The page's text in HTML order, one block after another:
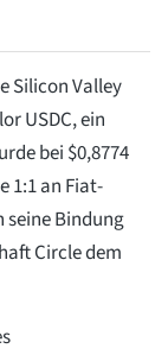
Silicon Valley
USDC, ein
bei $0,8774
1:1 an Fiat-
seine Bindung
Circle dem